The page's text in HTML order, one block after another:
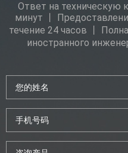
Ответ на техническую
минут 丨
течение 24 часов 丨
иностранного